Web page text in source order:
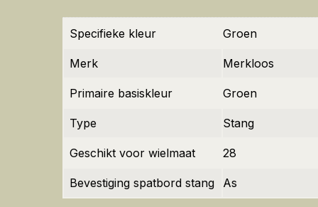
Specifieke kleur Groen
Merk Merkloos
Primaire basiskleur Groen
Type Stang
Geschikt voor wielmaat 28
Bevestiging spatbord stang As